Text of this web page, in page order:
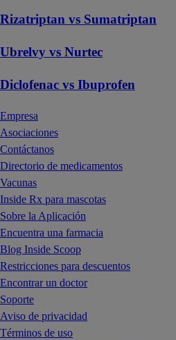
Rizatriptan vs Sumatriptan
Ubrelvy vs Nurtec
Diclofenac vs Ibuprofen
Empresa
Asociaciones
Contáctanos
Directorio de medicamentos
Vacunas
Inside Rx para mascotas
Sobre la Aplicación
Encuentra una farmacia
Blog Inside Scoop
Restricciones para descuentos
Encontrar un doctor
Soporte
Aviso de privacidad
Términos de uso